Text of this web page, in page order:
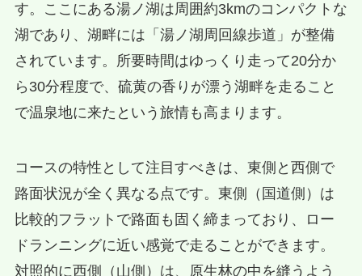
す。ここにある湯ノ湖は周囲約3kmのコンパクトな
湖であり、湖畔には「湯ノ湖周回線歩道」が整備
されています。所要時間はゆっくり走って20分か
ら30分程度で、硫黄の香りが漂う湖畔を走ること
で温泉地に来たという旅情も高まります。
コースの特性として注目すべきは、東側と西側で
路面状況が全く異なる点です。東側（国道側）は
比較的フラットで路面も固く締まっており、ロー
ドランニングに近い感覚で走ることができます。
対照的に西側（山側）は、原生林の中を縫うよう